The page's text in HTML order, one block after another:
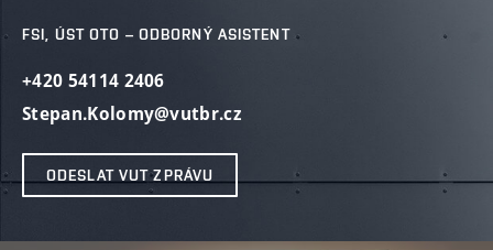
FSI, ÚST OTO – ODBORNÝ ASISTENT
+420 54114 2406
Stepan.Kolomy@vutbr.cz
ODESLAT VUT ZPRÁVU